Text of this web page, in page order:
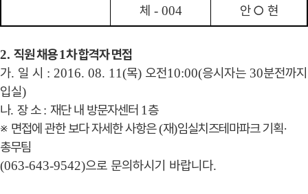
체 - 004 안○ 현
2. 직원 채용1차 합격자 면접
가. 일 시 : 2016. 08. 11(목) 오전10:00(응시자는 30분전까지
입실)
나. 장 소: 재단 내 방문자센터 1 층
※ 면접에 관한 보다 자세한 사항은(재)임실치즈테마파크 기획·
총무팀
(063-643-9542)으로 문의하시기 바랍니다.